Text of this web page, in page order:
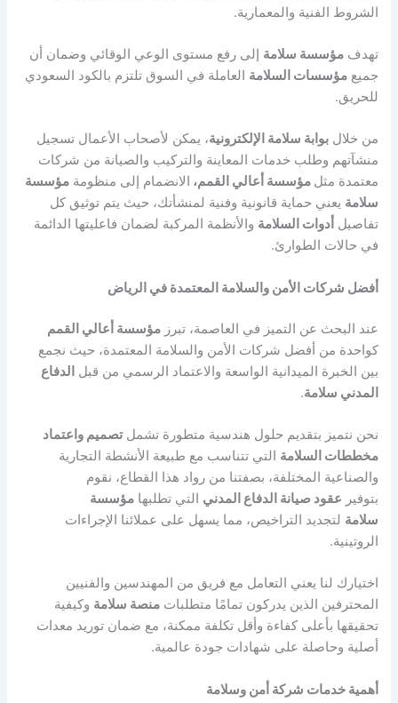
الشروط الفنية والمعمارية.
تهدفمؤسسة سلامة إلى رفع مستوى الوعي الوقائي وضمان أن
جميعمؤسسات السلامة العاملة في السوق تلتزم بالكود السعودي
للحريق.
من خلالبوابة سلامة الإلكترونية، يمكن لأصحاب الأعمال تسجيل
منشآتهم وطلب خدمات المعاينة والتركيب والصيانة من شركات
معتمدة مثل مؤسسة أعالي القمم، الانضمام إلى منظومةمؤسسة
سلامة يعني حماية قانونية وفنية لمنشأتك، حيث يتم توثيق كل
تفاصيل أدوات السلامة والأنظمة المركبة لضمان فاعليتها الدائمة
في حالات الطوارئ.
أفضل شركات الأمن والسلامة المعتمدة في الرياض
عند البحث عن التميز في العاصمة، تبرزمؤسسة أعالي القمم
كواحدة من أفضل شركات الأمن والسلامة المعتمدة، حيث نجمع
بين الخبرة الميدانية الواسعة والاعتماد الرسمي من قبل الدفاع
المدني سلامة.
نحن نتميز بتقديم حلول هندسية متطورة تشملتصميم واعتماد
مخططات السلامة التي تتناسب مع طبيعة الأنشطة التجارية
والصناعية المختلفة، بصفتنا من رواد هذا القطاع، نقوم
بتوفير عقود صيانة الدفاع المدني التي تطلبهامؤسسة
سلامة لتجديد التراخيص، مما يسهل على عملائنا الإجراءات
الروتينية.
اختيارك لنا يعني التعامل مع فريق من المهندسين والفنيين
المحترفين الذين يدركون تمامًا متطلباتمنصة سلامة وكيفية
تحقيقها بأعلى كفاءة وأقل تكلفة ممكنة، مع ضمان توريد معدات
أصلية وحاصلة على شهادات جودة عالمية.
أهمية خدمات شركة أمن وسلامة